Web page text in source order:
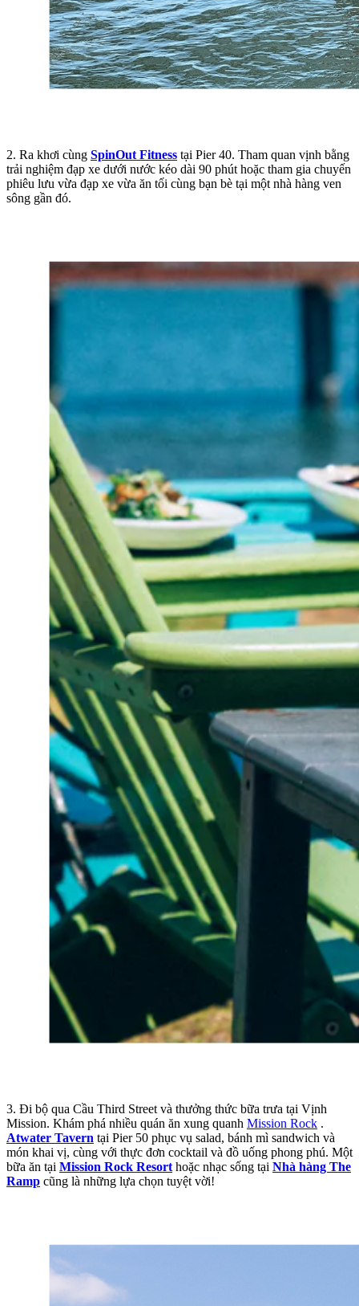
2. Ra khơi cùng SpinOut Fitness tại Pier 40. Tham quan vịnh bằng
trải nghiệm đạp xe dưới nước kéo dài 90 phút hoặc tham gia chuyến
phiêu lưu vừa đạp xe vừa ăn tối cùng bạn bè tại một nhà hàng ven
sông gần đó.
3. Đi bộ qua Cầu Third Street và thưởng thức bữa trưa tại Vịnh
Mission. Khám phá nhiều quán ăn xung quanh Mission Rock .
Atwater Tavern tại Pier 50 phục vụ salad, bánh mì sandwich và
món khai vị, cùng với thực đơn cocktail và đồ uống phong phú. Một
bữa ăn tại Mission Rock Resort hoặc nhạc sống tại Nhà hàng The
Ramp cũng là những lựa chọn tuyệt vời!